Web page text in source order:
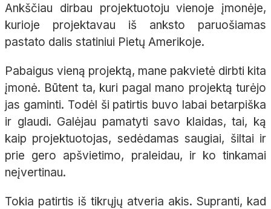
Ankščiau dirbau projektuotoju vienoje įmonėje,
kurioje projektavau iš anksto paruošiamas
pastato dalis statiniui Pietų Amerikoje.
Pabaigus vieną projektą, mane pakvietė dirbti kita
įmonė. Būtent ta, kuri pagal mano projektą turėjo
jas gaminti. Todėl ši patirtis buvo labai betarpiška
ir glaudi. Galėjau pamatyti savo klaidas, tai, ką
kaip projektuotojas, sedėdamas saugiai, šiltai ir
prie gero apšvietimo, praleidau, ir ko tinkamai
neįvertinau.
Tokia patirtis iš tikrųjų atveria akis. Supranti, kad